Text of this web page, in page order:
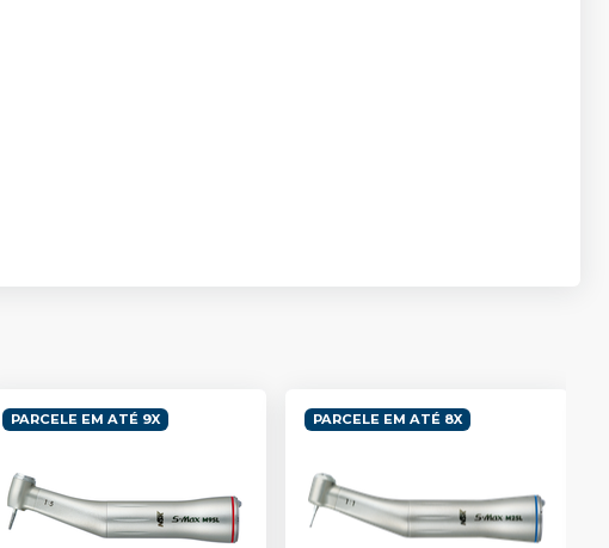
PARCELE EM ATÉ 9X PARCELE EM ATÉ 8X